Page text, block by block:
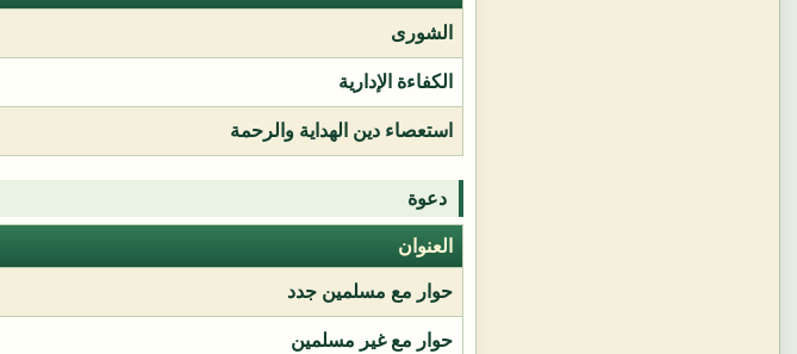
الشورى
الكفاءة الإدارية
استعصاء دين الهداية والرحمة
دعوة
العنوان
حوار مع مسلمين جدد
حوار مع غير مسلمين